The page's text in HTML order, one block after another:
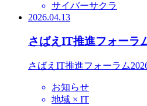
サイバーサクラ
2026.04.13
さばえIT推進フォーラ
さばえIT推進フォーラム
お知らせ
地域 × IT